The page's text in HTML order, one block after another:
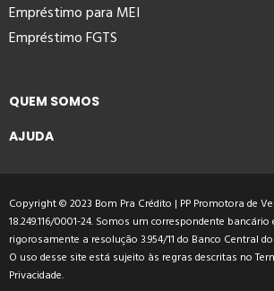
Empréstimo para MEI
Empréstimo FGTS
QUEM SOMOS
AJUDA
Copyright © 2023 Bom Pra Crédito | PP Promotora de
18.249.116/0001-24. Somos um correspondente
rigorosamente a resolução 3.954/11 do Banco Central
O uso desse site está sujeito às regras descritas no
Privacidade.